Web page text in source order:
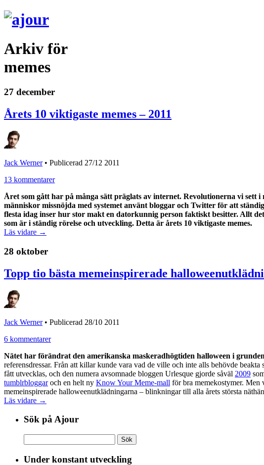
Arkiv för
memes
27 december
Årets 10 viktigaste memes – 2011
Jack Werner• Publicerad 27/12 2011
13 kommentarer
Året som gått har på många sätt präglats av internet. Revolutionerna vi sett
människor missnöjda med systemet använt bloggar och Twitter för att
flesta idag inser hur stor makt en datorkunnig person faktiskt besitter. Allt
som är i ständig rörelse och utveckling. Detta är årets 10 viktigaste memes.
Läs vidare →
28 oktober
Topp tio bästa memeinspirerade
Jack Werner• Publicerad 28/10 2011
6 kommentarer
Nätet har förändrat den amerikanska maskeradhögtiden halloween i
referensdressar. Från att killar kunde vara vad de ville och inte alls behövde
fått utvecklas, och den numera avsomnade bloggen Urlesque gjorde såväl 2009
tumblrbloggaroch en helt ny Know Your Meme-mall för bra memekostymer. Men
memeinspirerade halloweenutklädningarna – blinkningar till alla årets största
Läs vidare →
Sök på Ajour
efter:
Under konstant utveckling